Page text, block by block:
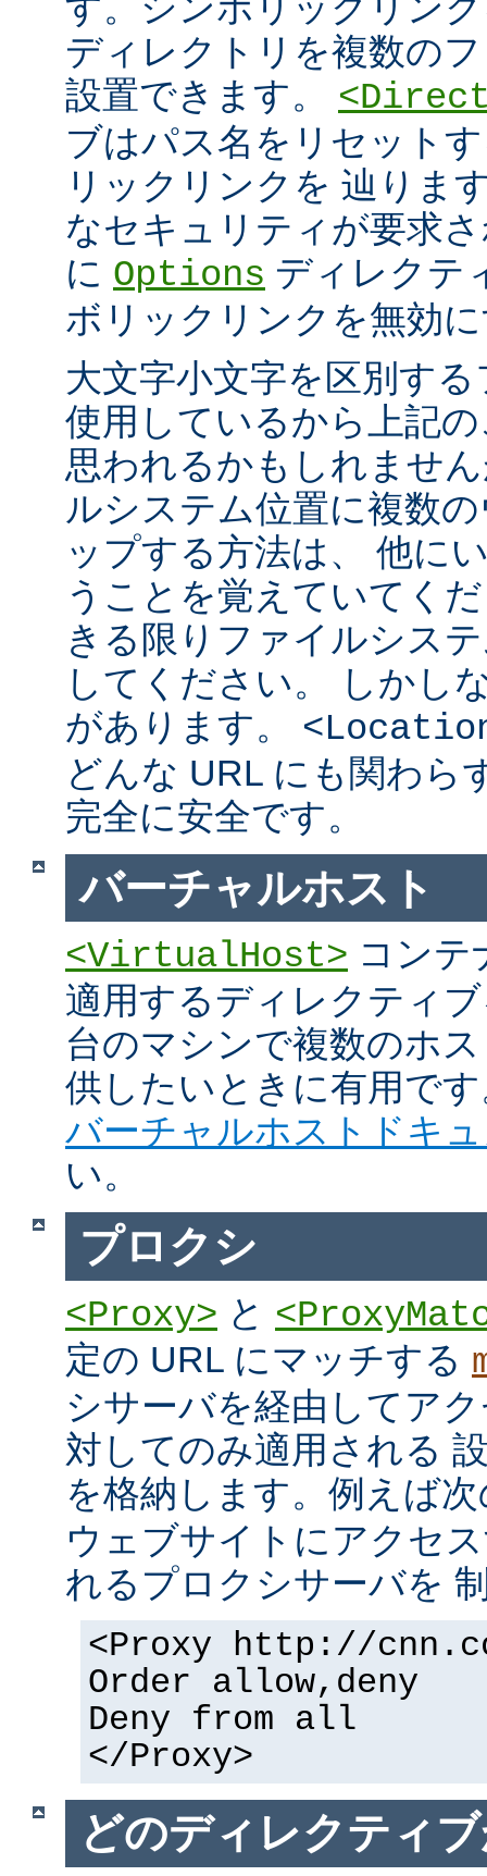
ディレクトリを複数の
設置できます。
ブはパス名をリセット
リックリンクを 辿りま
なセキュリティが要求
に Options ディレクテ
ボリックリンクを無効
大文字小文字を区別す
使用しているから上記
思われるかもしれませ
ルシステム位置に複数
ップする方法は、 他に
うことを覚えていてく
きる限りファイルシス
してください。 しかし
があります。
どんな URL にも関わら
完全に安全です。
バーチャルホスト
<VirtualHost> コンテ
適用するディレクティ
台のマシンで複数のホ
供したいときに有用で
バーチャルホストドキ
い。
プロクシ
<Proxy> と
定の URL にマッチする
シサーバを経由してア
対してのみ適用される
を格納します。例えば
ウェブサイトにアクセ
れるプロクシサーバを
<Proxy http://
Order allow,deny
Deny from all
</Proxy>
どのディレクティ